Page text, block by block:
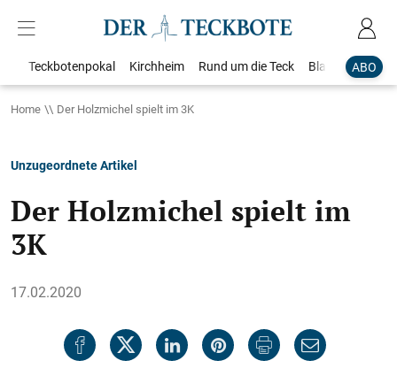
ABO
Teckbotenpokal Kirchheim Rund um die Teck Blaulicht
Home Der Holzmichel spielt im 3K
Unzugeordnete Artikel
Der Holzmichel spielt im
3K
17.02.2020